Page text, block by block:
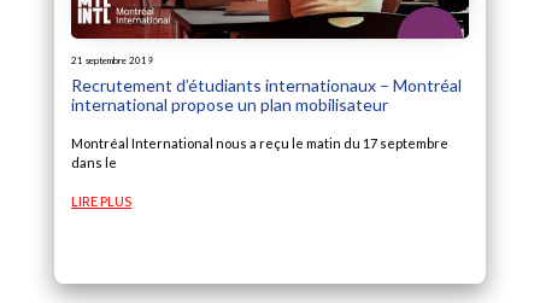
21 septembre 2019
Recrutement d’étudiants internationaux – Montréal
international propose un plan mobilisateur
Montréal International nous a reçu le matin du 17 septembre
dans le
LIRE PLUS